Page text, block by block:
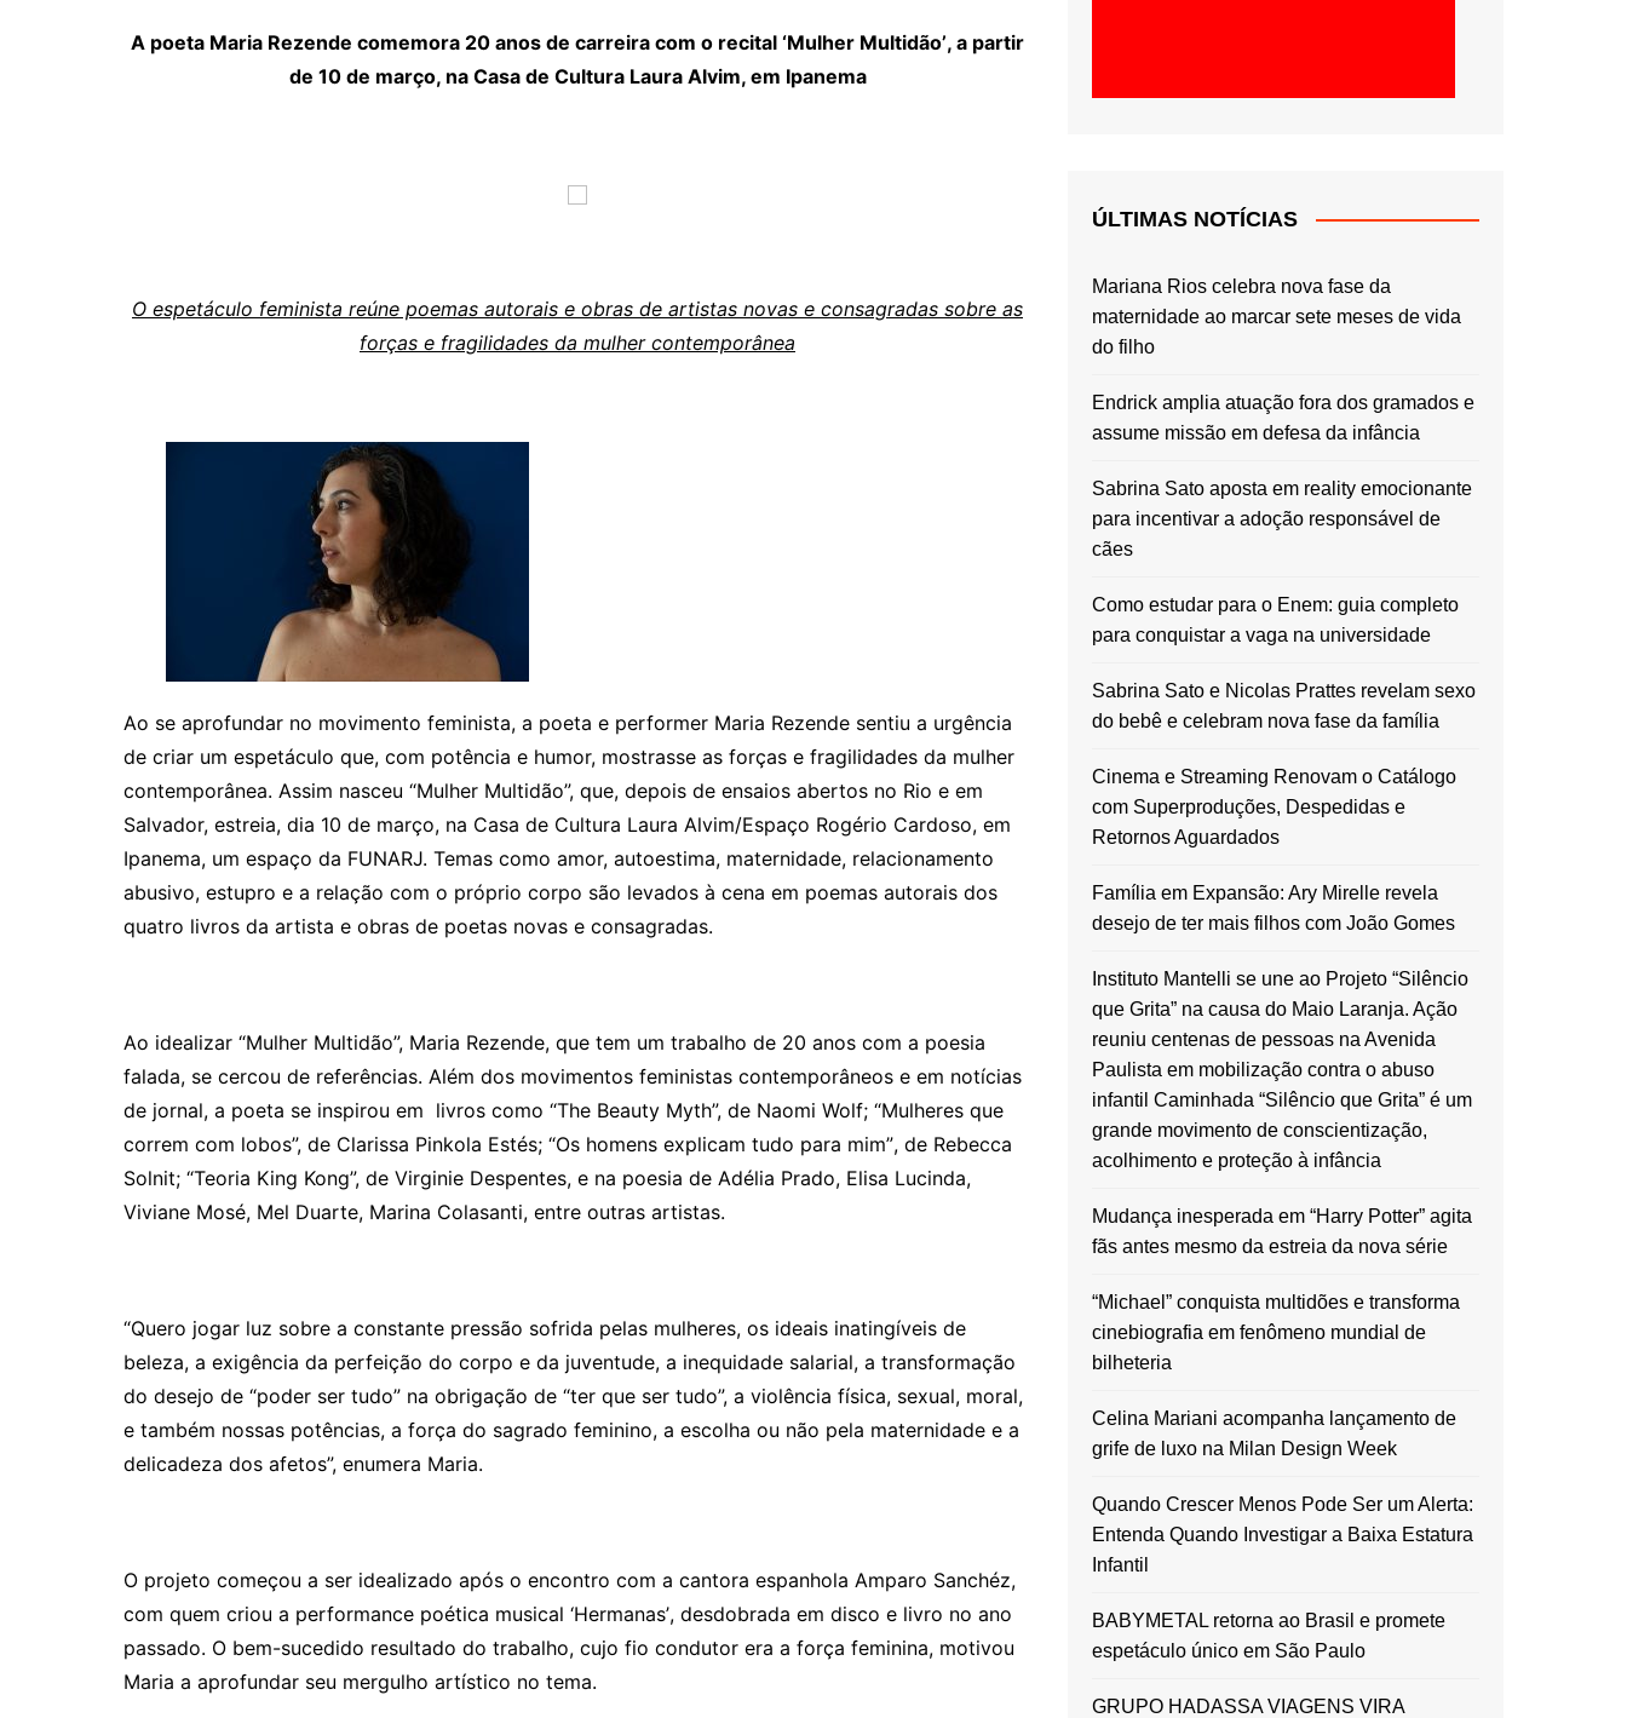
A poeta Maria Rezende comemora 20 anos de carreira com o recital ‘Mulher Multidão’, a partir
de 10 de março, na Casa de Cultura Laura Alvim, em Ipanema
O espetáculo feminista reúne poemas autorais e obras de artistas novas e consagradas sobre as
forças e fragilidades da mulher contemporânea
Ao se aprofundar no movimento feminista, a poeta e performer Maria Rezende sentiu a urgência
de criar um espetáculo que, com potência e humor, mostrasse as forças e fragilidades da mulher
contemporânea. Assim nasceu “Mulher Multidão”, que, depois de ensaios abertos no Rio e em
Salvador, estreia, dia 10 de março, na Casa de Cultura Laura Alvim/Espaço Rogério Cardoso, em
Ipanema, um espaço da FUNARJ. Temas como amor, autoestima, maternidade, relacionamento
abusivo, estupro e a relação com o próprio corpo são levados à cena em poemas autorais dos
quatro livros da artista e obras de poetas novas e consagradas.
Ao idealizar “Mulher Multidão”, Maria Rezende, que tem um trabalho de 20 anos com a poesia
falada, se cercou de referências. Além dos movimentos feministas contemporâneos e em notícias
de jornal, a poeta se inspirou em livros como “The Beauty Myth”, de Naomi Wolf; “Mulheres que
correm com lobos”, de Clarissa Pinkola Estés; “Os homens explicam tudo para mim”, de Rebecca
Solnit; “Teoria King Kong”, de Virginie Despentes, e na poesia de Adélia Prado, Elisa Lucinda,
Viviane Mosé, Mel Duarte, Marina Colasanti, entre outras artistas.
“Quero jogar luz sobre a constante pressão sofrida pelas mulheres, os ideais inatingíveis de
beleza, a exigência da perfeição do corpo e da juventude, a inequidade salarial, a transformação
do desejo de “poder ser tudo” na obrigação de “ter que ser tudo”, a violência física, sexual, moral,
e também nossas potências, a força do sagrado feminino, a escolha ou não pela maternidade e a
delicadeza dos afetos”, enumera Maria.
O projeto começou a ser idealizado após o encontro com a cantora espanhola Amparo Sanchéz,
com quem criou a performance poética musical ‘Hermanas’, desdobrada em disco e livro no ano
passado. O bem-sucedido resultado do trabalho, cujo fio condutor era a força feminina, motivou
Maria a aprofundar seu mergulho artístico no tema.
ÚLTIMAS NOTÍCIAS
Mariana Rios celebra nova fase da
maternidade ao marcar sete meses de vida
do filho
Endrick amplia atuação fora dos gramados e
assume missão em defesa da infância
Sabrina Sato aposta em reality emocionante
para incentivar a adoção responsável de
cães
Como estudar para o Enem: guia completo
para conquistar a vaga na universidade
Sabrina Sato e Nicolas Prattes revelam sexo
do bebê e celebram nova fase da família
Cinema e Streaming Renovam o Catálogo
com Superproduções, Despedidas e
Retornos Aguardados
Família em Expansão: Ary Mirelle revela
desejo de ter mais filhos com João Gomes
Instituto Mantelli se une ao Projeto “Silêncio
que Grita” na causa do Maio Laranja. Ação
reuniu centenas de pessoas na Avenida
Paulista em mobilização contra o abuso
infantil Caminhada “Silêncio que Grita” é um
grande movimento de conscientização,
acolhimento e proteção à infância
Mudança inesperada em “Harry Potter” agita
fãs antes mesmo da estreia da nova série
“Michael” conquista multidões e transforma
cinebiografia em fenômeno mundial de
bilheteria
Celina Mariani acompanha lançamento de
grife de luxo na Milan Design Week
Quando Crescer Menos Pode Ser um Alerta:
Entenda Quando Investigar a Baixa Estatura
Infantil
BABYMETAL retorna ao Brasil e promete
espetáculo único em São Paulo
GRUPO HADASSA VIAGENS VIRA